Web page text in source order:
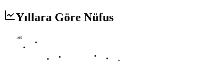
Yıllara Göre Nüfus
195